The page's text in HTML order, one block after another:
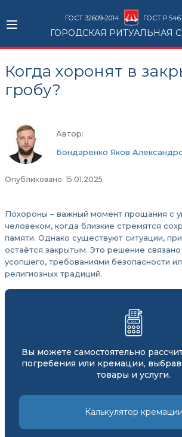
ГОСТ 32609-2014 ГОСТ Р
ГОРОДСКАЯ РИТУАЛЬНАЯ
Когда хоронят в
гробу?
Автор:
Бондаренко Яков
Опубликовано: 15.01.2025
Похороны – важный момент прощания с
человеком, когда близкие стремятся
памяти. Однако существуют ситуации,
остаётся закрытым. Это решение
усопшего, требованиями безопасности
религиозных традиций.
Вы можете самостоятельно
погребения или кремации,
товары и услуги.
Калькулятор кремации